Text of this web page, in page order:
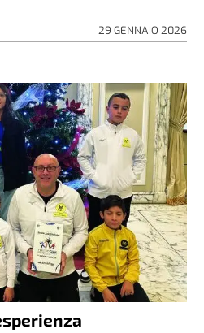
29 GENNAIO 2026